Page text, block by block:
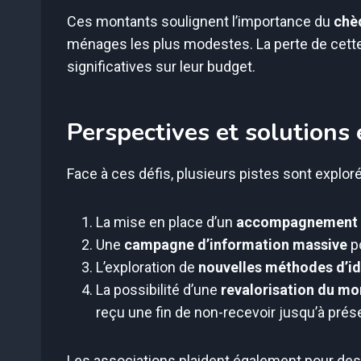
Ces montants soulignent l’importance du
ménages les plus modestes. La perte de
significatives sur leur budget.
Perspectives et solutions
Face à ces défis, plusieurs pistes sont
La mise en place d’un
Une campagne d’information massive
L’exploration de nouvelles méthodes
La possibilité d’une revalorisation du
reçu une fin de non-recevoir jusqu’à